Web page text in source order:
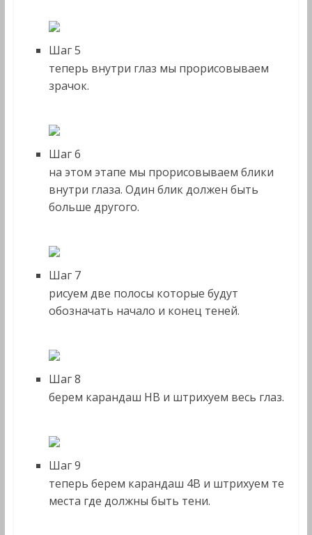
Шаг 5
теперь внутри глаз мы прорисовываем
зрачок.
Шаг 6
на этом этапе мы прорисовываем блики
внутри глаза. Один блик должен быть
больше другого.
Шаг 7
рисуем две полосы которые будут
обозначать начало и конец теней.
Шаг 8
берем карандаш HB и штрихуем весь глаз.
Шаг 9
теперь берем карандаш 4B и штрихуем те
места где должны быть тени.